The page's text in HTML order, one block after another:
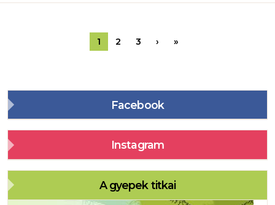
1 2 3 ›Next page
»Last page
Facebook
Instagram
A gyepek titkai